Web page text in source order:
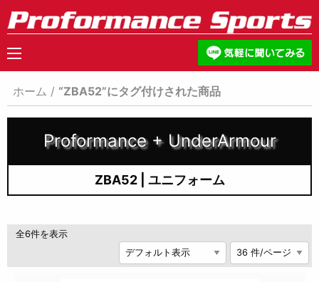
ホーム / “ZBA52”にタグ付けされた商品
Proformance + UnderArmour
ZBA52 | ユニフォーム
全6件を表示